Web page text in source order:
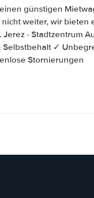
günstigen
weiter, wir bieten
- Stadtzentrum
Selbstbehalt ✓
Stornierungen